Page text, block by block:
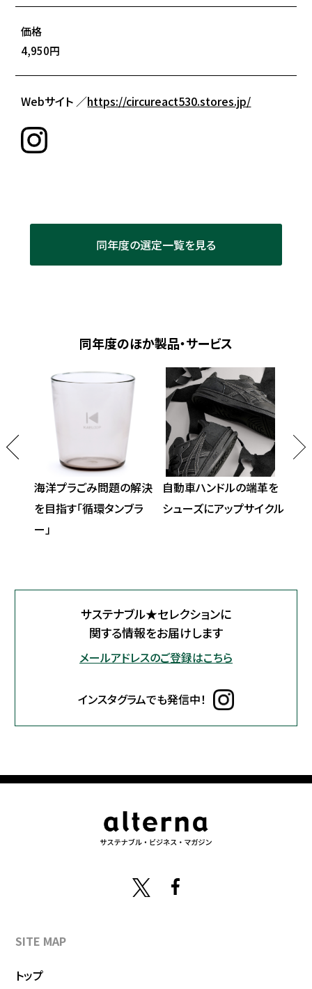
価格
4,950円
Webサイト ／https://circureact530.stores.jp/
同年度の選定一覧を見る
同年度のほか製品・サービス
海洋プラごみ問題の解決
を目指す「循環タンブラ
ー」
自動車ハンドルの端革を
シューズにアップサイクル
サステナブル★セレクションに
関する情報をお届けします
メールアドレスのご登録はこちら
インスタグラムでも発信中！
SITE MAP
トップ